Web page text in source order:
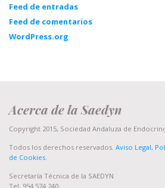
Feed de entradas
Feed de comentarios
WordPress.org
Acerca de la Saedyn
Copyright 2015, Sociedad Andaluza de
Todos los derechos reservados. Aviso Legal,
de Cookies
Secretaría Técnica de la SAEDYN
Tel. 954 574 240